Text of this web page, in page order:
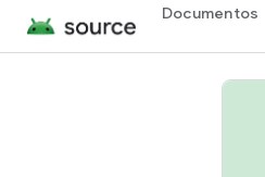
Documentos